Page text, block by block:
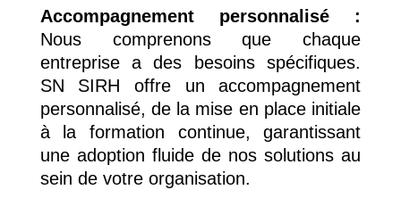
Accompagnement personnalisé :
Nous comprenons que chaque
entreprise a des besoins spécifiques.
SN SIRH offre un accompagnement
personnalisé, de la mise en place initiale
à la formation continue, garantissant
une adoption fluide de nos solutions au
sein de votre organisation.